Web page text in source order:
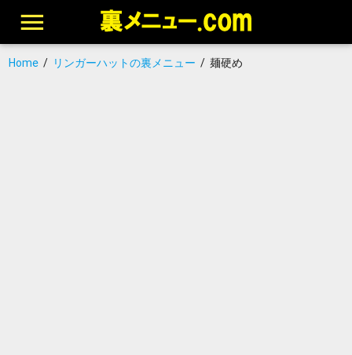
Home/ リンガーハットの裏メニュー / 麺硬め